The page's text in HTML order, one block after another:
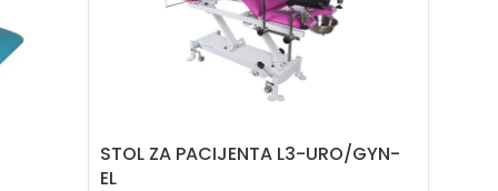
STOL ZA PACIJENTA L3-URO/GYN-
EL